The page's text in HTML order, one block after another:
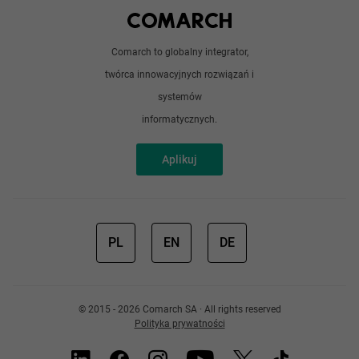
Comarch to globalny integrator,
twórca innowacyjnych rozwiązań i
systemów
informatycznych.
Aplikuj
Doświadczeni programiści
PL EN DE
© 2015 - 2026 Comarch SA · All rights reserved
Polityka prywatności